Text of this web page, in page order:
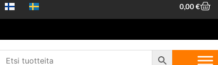
0,00€
Hem /Fordonstillbehör
/ Batterikabelsko – 50–70 mm²